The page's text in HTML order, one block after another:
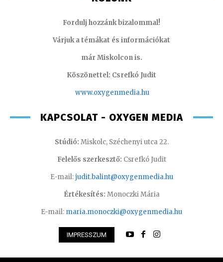
Fordulj hozzánk bizalommal!
Várjuk a témákat és információkat
már Miskolcon is.
Köszönettel: Csrefkó Judit
www.oxygenmedia.hu
KAPCSOLAT - OXYGEN MEDIA
Stúdió: Miskolc, Széchenyi utca 22.
Felelős szerkesztő: Csrefkó Judit
E-mail:judit.balint@oxygenmedia.hu
Értékesítés: Monoczki Mária
E-mail: maria.monoczki@oxygenmedia.hu
IMPRESSZUM